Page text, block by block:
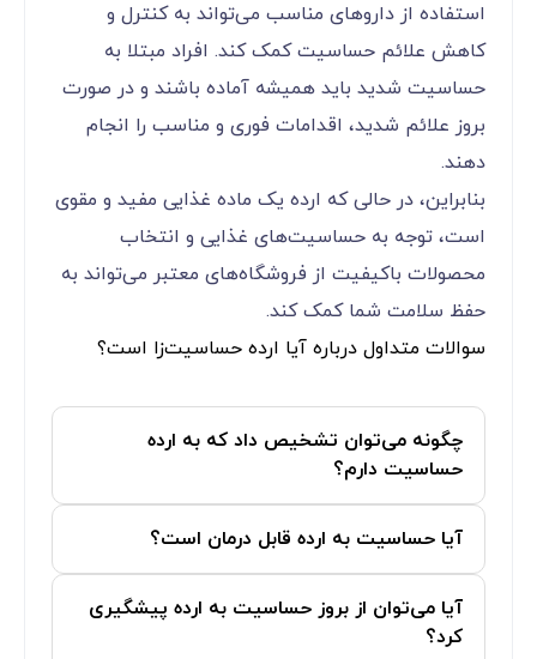
استفاده از داروهای مناسب می‌تواند به کنترل و
کاهش علائم حساسیت کمک کند. افراد مبتلا به
حساسیت شدید باید همیشه آماده باشند و در صورت
بروز علائم شدید، اقدامات فوری و مناسب را انجام
دهند.
بنابراین، در حالی که ارده یک ماده غذایی مفید و مقوی
است، توجه به حساسیت‌های غذایی و انتخاب
محصولات باکیفیت از فروشگاه‌های معتبر می‌تواند به
حفظ سلامت شما کمک کند.
سوالات متداول درباره آیا ارده حساسیت‌زا است؟
چگونه می‌توان تشخیص داد که به ارده
حساسیت دارم؟
آیا حساسیت به ارده قابل درمان است؟
آیا می‌توان از بروز حساسیت به ارده پیشگیری
کرد؟